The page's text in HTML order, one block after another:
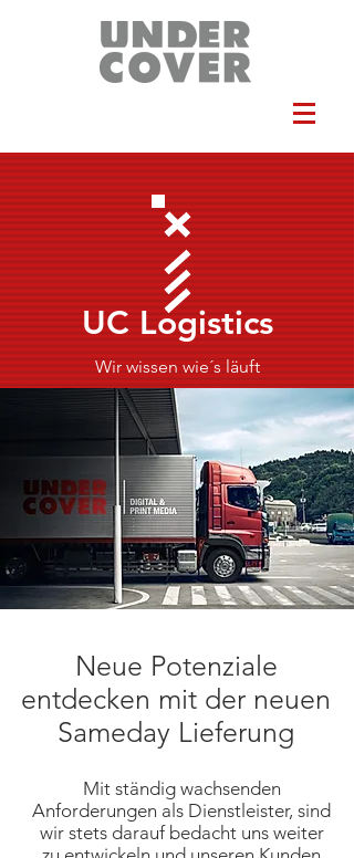
UC Logistics
Wir wissen wie´s läuft
Neue Potenziale
entdecken mit der neuen
Sameday Lieferung
Mit ständig wachsenden
Anforderungen als Dienstleister, sind
wir stets darauf bedacht uns weiter